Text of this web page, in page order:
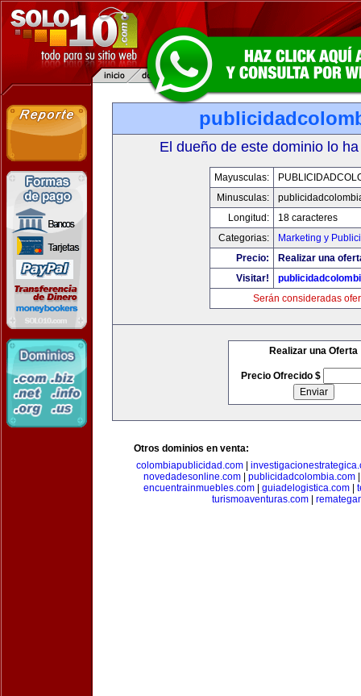
El dueño de este dominio lo
Mayusculas:
Minusculas:
Longitud:
18 caracteres
Categorias:
Marketing y
Precio:
Realizar una
Visitar!
Serán consideradas
Realizar una Oferta
Precio Ofrecido $
Otros dominios en venta:
colombiapublicidad.com
novedadesonline.com
publicidadcolombia.com
encuentrainmuebles.com| guiadelogistica.com|
turismoaventuras.com